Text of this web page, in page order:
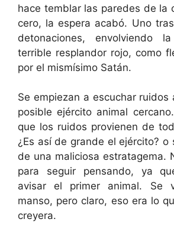
hace temblar las paredes de la
cero, la espera acabó. Uno
detonaciones, envolviendo
terrible resplandor rojo, como
por el mismísimo Satán.
Se empiezan a escuchar ruidos
posible ejército animal
que los ruidos provienen de
¿Es así de grande el ejército? o
de una maliciosa estratagema.
para seguir pensando, ya
avisar el primer animal. Se
manso, pero claro, eso era lo
creyera.